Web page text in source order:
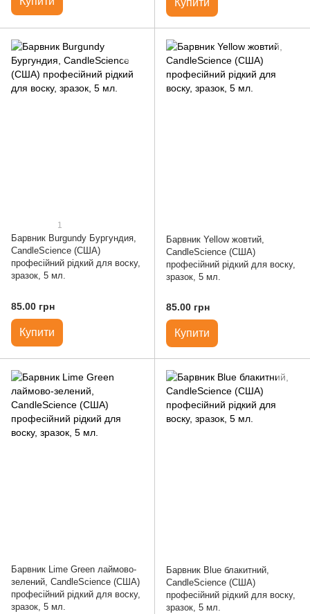
1
Барвник Burgundy Бургундия,
CandleScience (США)
професійний рідкий для воску,
зразок, 5 мл.
85.00 грн
Купити
Барвник Yellow жовтий,
CandleScience (США)
професійний рідкий для воску,
зразок, 5 мл.
85.00 грн
Купити
Барвник Lime Green лаймово-
зелений, CandleScience (США)
професійний рідкий для воску,
зразок, 5 мл.
Барвник Blue блакитний,
CandleScience (США)
професійний рідкий для воску,
зразок, 5 мл.